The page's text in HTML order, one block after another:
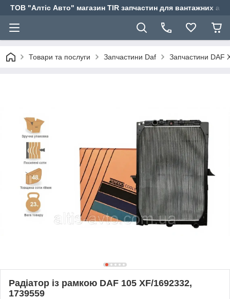
ТОВ "Алтіс Авто" магазин TIR запчастин для вантажних
Товари та послуги Запчастини Daf Запчастини DAF
Радіатор із рамкою DAF 105 XF/1692332,
1739559